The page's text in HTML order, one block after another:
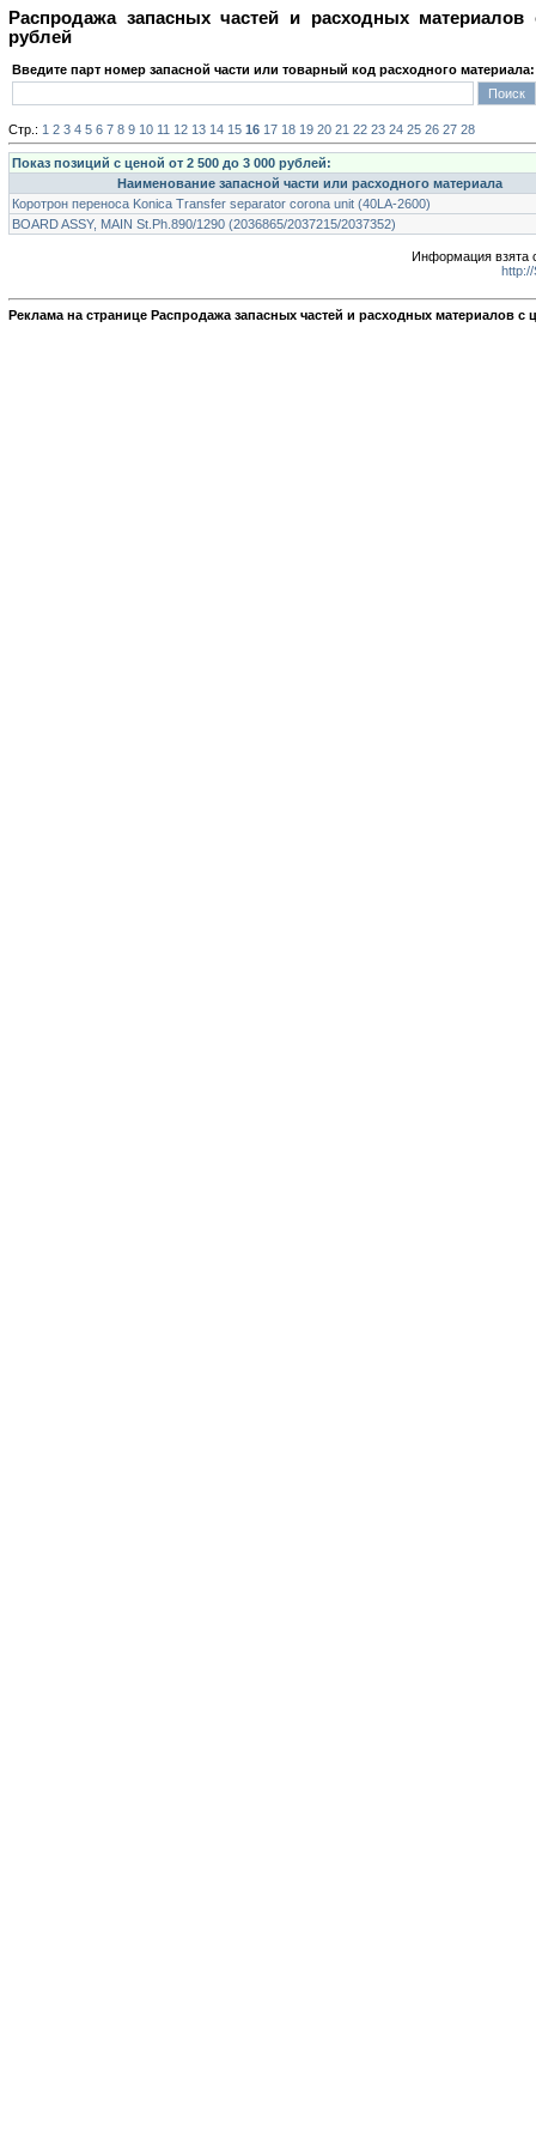
Распродажа запасных частей и расходных
рублей
Введите парт номер запасной части или товарный код расходного материала:
Стр.: 1 2 3 4 5 6 7 8 9 10 11 12 13 14 15 16 17 18 19 20 21 22 23 24 25 26 27 28
Показ позиций с ценой от 2 500 до 3 000 рублей:
Наименование запасной части или расходного материала
Коротрон переноса Konica Transfer separator corona unit (40LA-2600)
BOARD ASSY, MAIN St.Ph.890/1290 (2036865/2037215/2037352)
Информация взята
Реклама на странице Распродажа запасных частей и расходных материалов с